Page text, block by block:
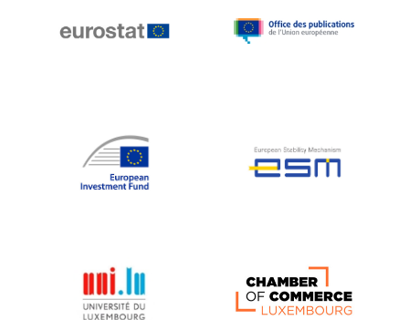
Katharien L.C. Hunt
Klaus-Heiner Lehne
Koen LENAERTS
Lars Heikensten
Lucas Papademos
Máire Geoghegan-Quinn